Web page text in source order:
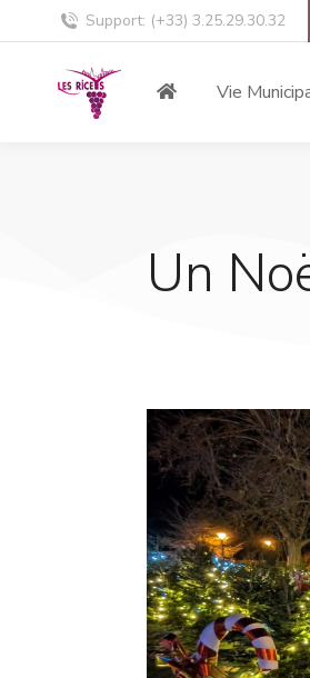
Support: (+33) 3.25.29.30.32
Vie
Un